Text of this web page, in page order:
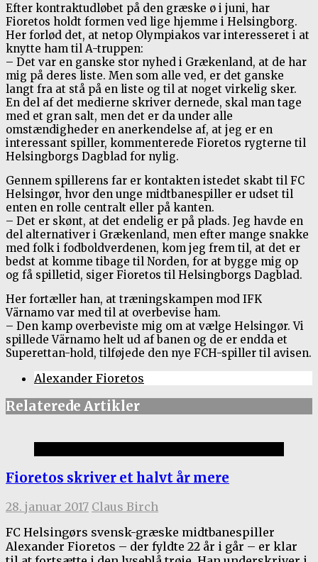
Efter kontraktudløbet på den græske ø i juni, har
Fioretos holdt formen ved lige hjemme i Helsingborg.
Her forlød det, at netop Olympiakos var interesseret i at
knytte ham til A-truppen:
– Det var en ganske stor nyhed i Grækenland, at de har
mig på deres liste. Men som alle ved, er det ganske
langt fra at stå på en liste og til at noget virkelig sker.
En del af det medierne skriver dernede, skal man tage
med et gran salt, men det er da under alle
omstændigheder en anerkendelse af, at jeg er en
interessant spiller, kommenterede Fioretos rygterne til
Helsingborgs Dagblad for nylig.
Gennem spillerens far er kontakten istedet skabt til FC
Helsingør, hvor den unge midtbanespiller er udset til
enten en rolle centralt eller på kanten.
– Det er skønt, at det endelig er på plads. Jeg havde en
del alternativer i Grækenland, men efter mange snakke
med folk i fodboldverdenen, kom jeg frem til, at det er
bedst at komme tibage til Norden, for at bygge mig op
og få spilletid, siger Fioretos til Helsingborgs Dagblad.
Her fortæller han, at træningskampen mod IFK
Värnamo var med til at overbevise ham.
– Den kamp overbeviste mig om at vælge Helsingør. Vi
spillede Värnamo helt ud af banen og de er endda et
Superettan-hold, tilføjede den nye FCH-spiller til avisen.
Alexander Fioretos
Relaterede Artikler
Fioretos skriver et halvt år mere
28. januar 2017 Claus Birch
FC Helsingørs svensk-græske midtbanespiller
Alexander Fioretos – der fyldte 22 år i går – er klar